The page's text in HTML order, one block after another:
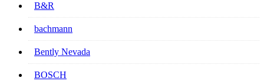
B&R
bachmann
Bently Nevada
BOSCH